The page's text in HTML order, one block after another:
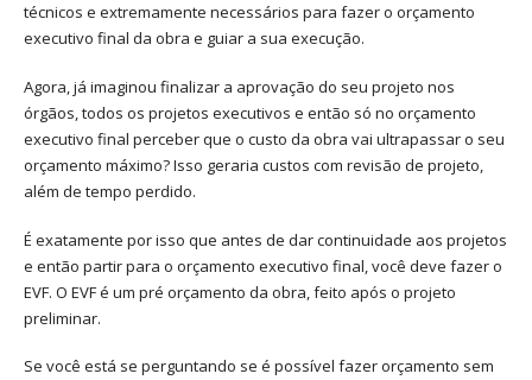
técnicos e extremamente necessários para fazer o orçamento
executivo final da obra e guiar a sua execução.
Agora, já imaginou finalizar a aprovação do seu projeto nos
órgãos, todos os projetos executivos e então só no orçamento
executivo final perceber que o custo da obra vai ultrapassar o seu
orçamento máximo? Isso geraria custos com revisão de projeto,
além de tempo perdido.
É exatamente por isso que antes de dar continuidade aos projetos
e então partir para o orçamento executivo final, você deve fazer o
EVF. O EVF é um pré orçamento da obra, feito após o projeto
preliminar.
Se você está se perguntando se é possível fazer orçamento sem